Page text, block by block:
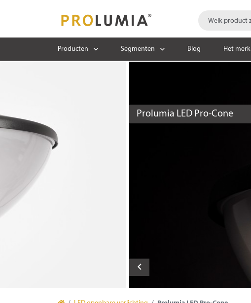
Producten Segmenten Blog Het merk
Prolumia LED Pro-Cone